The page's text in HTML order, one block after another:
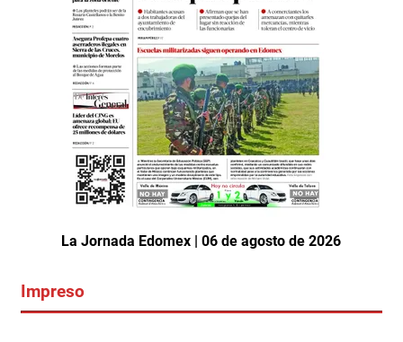
La Jornada Edomex | 06 de agosto de 2026
Impreso